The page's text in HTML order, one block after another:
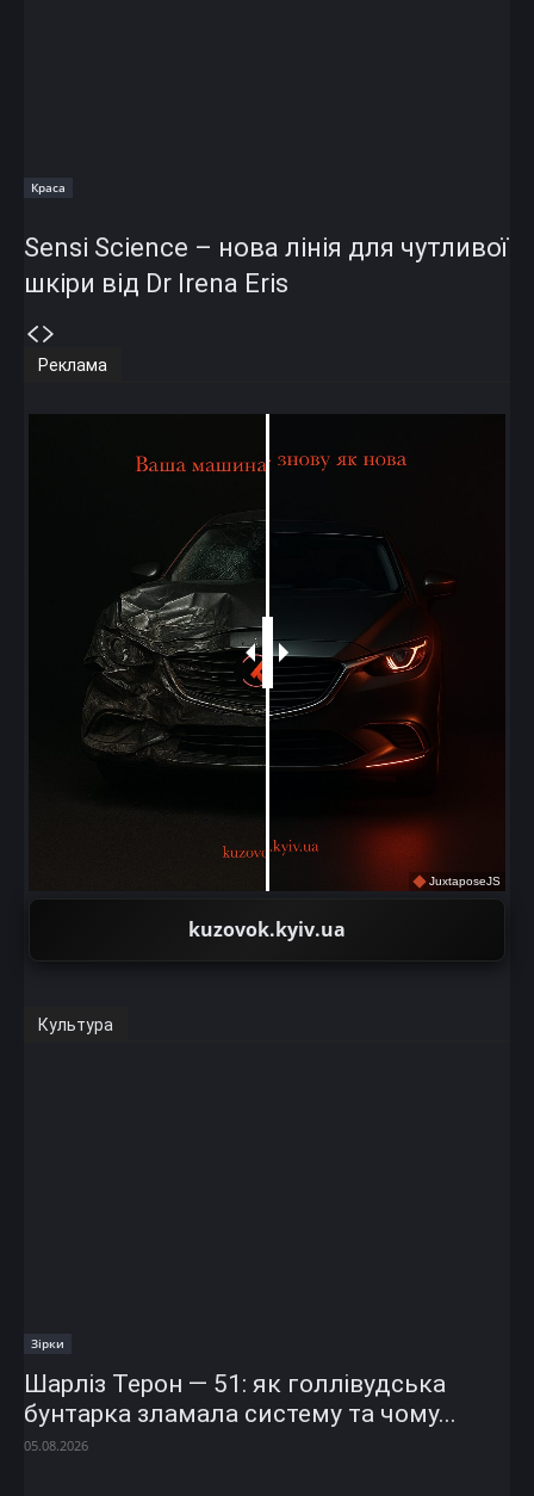
Краса
Sensi Science – нова лінія для чутливої
шкіри від Dr Irena Eris
Реклама
JuxtaposeJS
kuzovok.kyiv.ua
Культура
Зірки
Шарліз Терон — 51: як голлівудська
бунтарка зламала систему та чому...
05.08.2026